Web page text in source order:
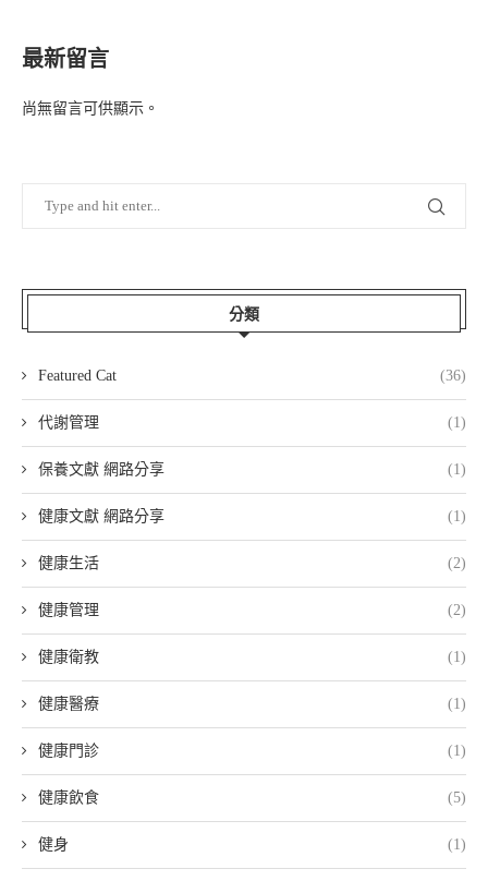
最新留言
尚無留言可供顯示。
分類
Featured Cat (36)
代謝管理 (1)
保養文獻 網路分享 (1)
健康文獻 網路分享 (1)
健康生活 (2)
健康管理 (2)
健康衛教 (1)
健康醫療 (1)
健康門診 (1)
健康飲食 (5)
健身 (1)